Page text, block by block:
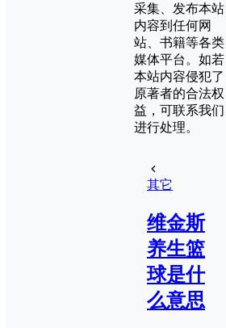
采集、发布本站
内容到任何网
站、书籍等各类
媒体平台。如若
本站内容侵犯了
原著者的合法权
益，可联系我们
进行处理。
其它
维金斯
养生篮
球是什
么意思